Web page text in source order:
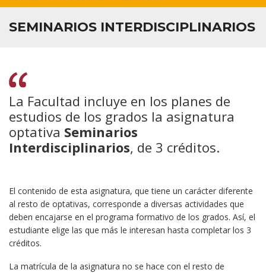
INVESTIGACIÓN
INFORMACIÓN PARA...
SEMINARIOS INTERDISCIPLINARIOS
La Facultad incluye en los planes de
estudios de los grados la asignatura
optativa Seminarios
Interdisciplinarios, de 3 créditos.
El contenido de esta asignatura, que tiene un carácter diferente
al resto de optativas, corresponde a diversas actividades que
deben encajarse en el programa formativo de los grados. Así, el
estudiante elige las que más le interesan hasta completar los 3
créditos.
La matrícula de la asignatura no se hace con el resto de